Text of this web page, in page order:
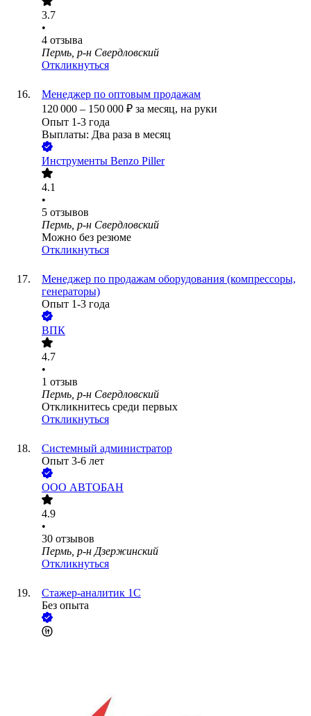
3.7
•
4 отзыва
Пермь, р-н Свердловский
Откликнуться
Менеджер по оптовым продажам
120 000 – 150 000 ₽ за месяц, на руки
Опыт 1-3 года
Выплаты: Два раза в месяц
Инструменты Benzo Piller
4.1
•
5 отзывов
Пермь, р-н Свердловский
Можно без резюме
Откликнуться
Менеджер по продажам оборудования (компрессоры,
генераторы)
Опыт 1-3 года
ВПК
4.7
•
1 отзыв
Пермь, р-н Свердловский
Откликнитесь среди первых
Откликнуться
Системный администратор
Опыт 3-6 лет
ООО АВТОБАН
4.9
•
30 отзывов
Пермь, р-н Дзержинский
Откликнуться
Стажер-аналитик 1С
Без опыта